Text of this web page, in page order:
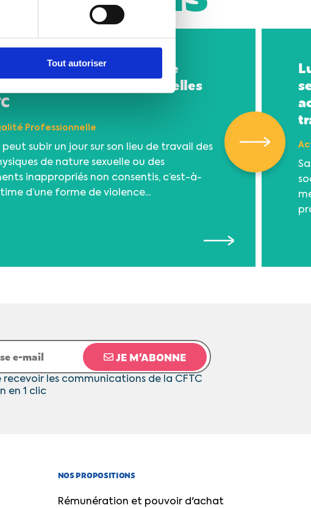
Tout autoriser
le nouveau guide de lutte
violences sexistes et sexuelles
Professionnelle
peut subir un jour sur son lieu de travail des
de nature sexuelle ou des
inappropriés non consentis, c’est-à-
d’une forme de violence...
JE M’ABONNE
recevoir les communications de la CFTC
en 1 clic
NOS PROPOSITIONS
Rémunération et pouvoir d'achat